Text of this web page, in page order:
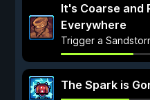
It's Coarse and
Everywhere
Trigger a
The Spark is